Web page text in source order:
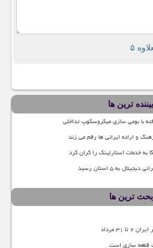
ترین ها
با بومی سازی میکروسکوپ تداخلی
و اراده ایرانی ها رقم می زند
خدمات استارلینک را گران کرد
به ۵ استان رسید
ترین ها
مرداد
قطعه سازی است